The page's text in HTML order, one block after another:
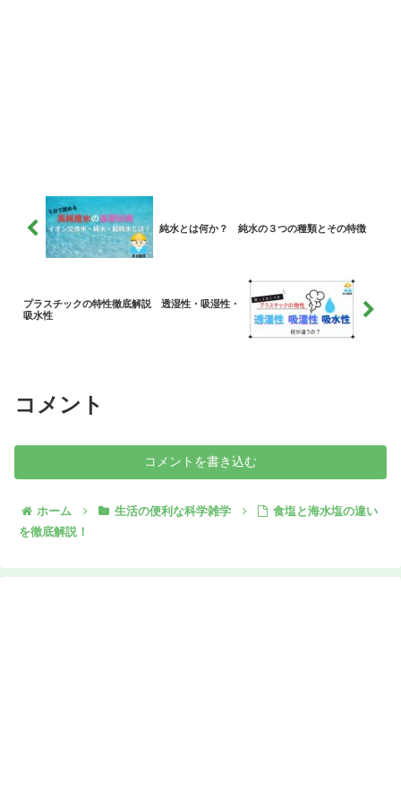
純水とは何か？ 純水の３つの種類とその特徴
プラスチックの特性徹底解説 透湿性・吸湿性・
吸水性
コメント
コメントを書き込む
ホーム 生活の便利な科学雑学
食塩と海水塩の違い
を徹底解説！